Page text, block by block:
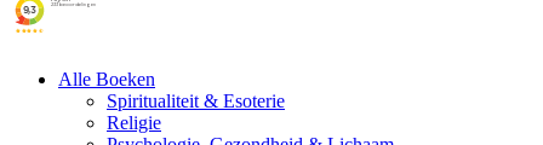
Alle Boeken
Spiritualiteit & Esoterie
Religie